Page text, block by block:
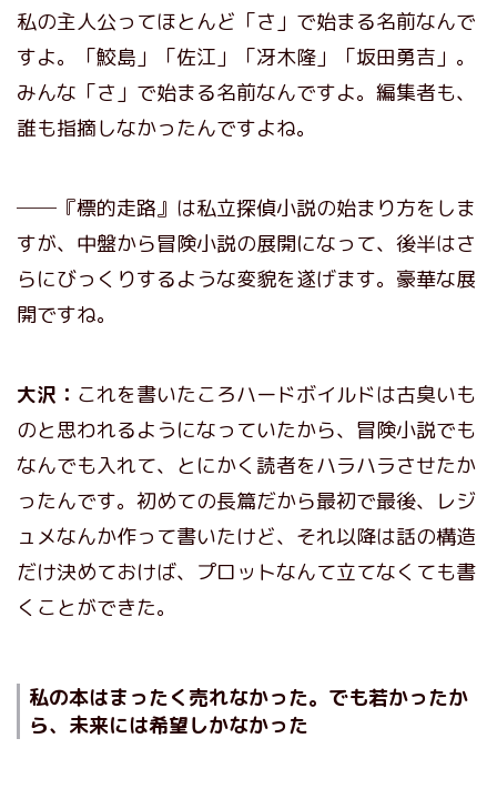
私の主人公ってほとんど「さ」で始まる名前なんで
すよ。「鮫島」「佐江」「冴木隆」「坂田勇吉」。
みんな「さ」で始まる名前なんですよ。編集者も、
誰も指摘しなかったんですよね。
──『標的走路』は私立探偵小説の始まり方をしま
すが、中盤から冒険小説の展開になって、後半はさ
らにびっくりするような変貌を遂げます。豪華な展
開ですね。
大沢： これを書いたころハードボイルドは古臭いも
のと思われるようになっていたから、冒険小説でも
なんでも入れて、とにかく読者をハラハラさせたか
ったんです。初めての長篇だから最初で最後、レジ
ュメなんか作って書いたけど、それ以降は話の構造
だけ決めておけば、プロットなんて立てなくても書
くことができた。
私の本はまったく売れなかった。でも若かったか
ら、未来には希望しかなかった